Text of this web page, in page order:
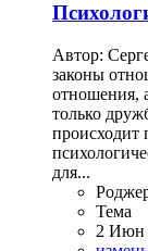
Автор:
законы
отношения,
только
происходит
для...
Тема
2 Июн